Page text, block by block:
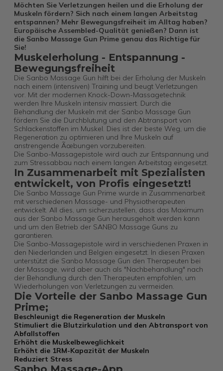
Möchten Sie Verletzungen heilen und die Erholung der
Muskeln fördern? Sich nach einem langen Arbeitstag
entspannen? Mehr Bewegungsfreiheit im Alltag haben?
Europäische Assembled-Qualität genießen? Dann ist
die Sanbo Massage Gun Prime genau das Richtige für
Sie!
Muskelerholung - Entspannung -
Bewegungsfreiheit
Die Sanbo Massage Gun hilft bei der Erholung der Muskeln
nach einem (intensiven) Training und beugt Verletzungen
vor. Mit der modernen Knock-Down-Massagetechnik
werden Ihre Muskeln intensiv massiert. Durch die
Behandlung der Muskeln mit der Sanbo Massage Gun
fördern Sie die Durchblutung und den Abtransport von
Schlackenstoffen im Muskel. Dies ist der beste Weg, um die
Regeneration zu optimieren und Ihre Muskeln auf
anstrengende Ãœbungen vorzubereiten.
Die Sanbo-Massagepistole wird auch zur Entspannung und
zum Stressabbau nach einem langen Arbeitstag eingesetzt.
In Zusammenarbeit mit Spezialisten
entwickelt, von Profis eingesetzt!
Die Sanbo Massage Gun Prime wurde in Zusammenarbeit
mit verschiedenen Massage- und Physiotherapeuten
entwickelt. All dies, um sicherzustellen, dass das Maximum
aus der Sanbo Massage Gun herausgeholt werden kann
und um den Betrieb der SANBO Massage Guns zu
garantieren.
Die Sanbo-Massagepistole wird in verschiedenen Praxen in
den Niederlanden und Belgien eingesetzt. In diesen Praxen
unterstützt die Sanbo Massage Gun den Therapeuten bei
der Massage, wird aber auch als "Nachbehandlung" nach
der Behandlung durch den Therapeuten empfohlen, um
Wiederholungen von Verletzungen zu vermeiden.
Die Vorteile der Sanbo Massage Gun
Prime;
Beschleunigt die Regeneration der Muskeln
Stimuliert die Blutzirkulation und den Abtransport von
Abfallstoffen
Erhöht die Muskelbeweglichkeit
Erhöht die 1RM-Kapazität der Muskeln
Reduziert Stress